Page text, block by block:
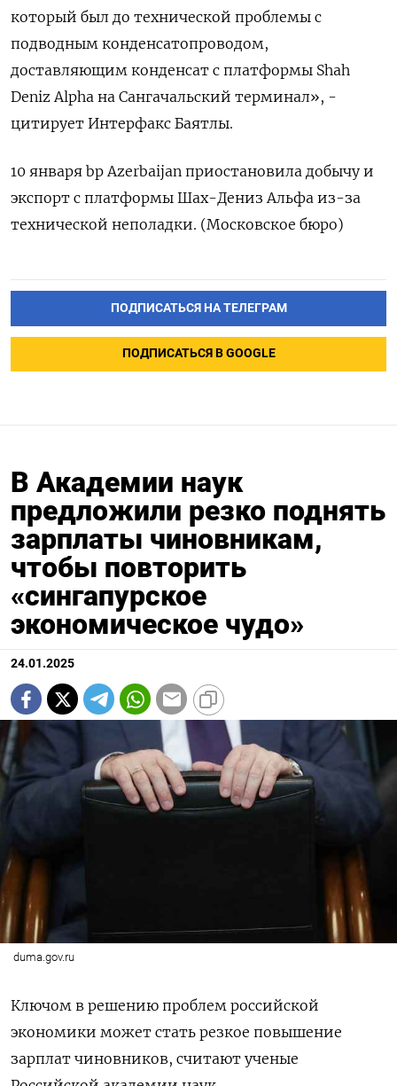
который был до технической проблемы с
подводным конденсатопроводом,
доставляющим конденсат с платформы Shah
Deniz Alpha на Сангачальский терминал», -
цитирует Интерфакс Баятлы.
10 января bp Azerbaijan приостановила добычу и
экспорт с платформы Шах-Дениз Альфа из-за
технической неполадки. (Московское бюро)
ПОДПИСАТЬСЯ НА ТЕЛЕГРАМ
ПОДПИСАТЬСЯ В GOOGLE
В Академии наук
предложили резко поднять
зарплаты чиновникам,
чтобы повторить
«сингапурское
экономическое чудо»
24.01.2025
duma.gov.ru
Ключом в решению проблем российской
экономики может стать резкое повышение
зарплат чиновников, считают ученые